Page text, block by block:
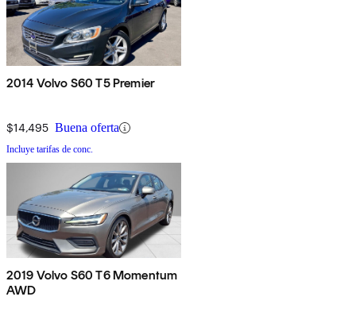
2014 Volvo S60 T5 Premier
$14,495 Buena oferta
Incluye tarifas de conc.
2019 Volvo S60 T6 Momentum
AWD